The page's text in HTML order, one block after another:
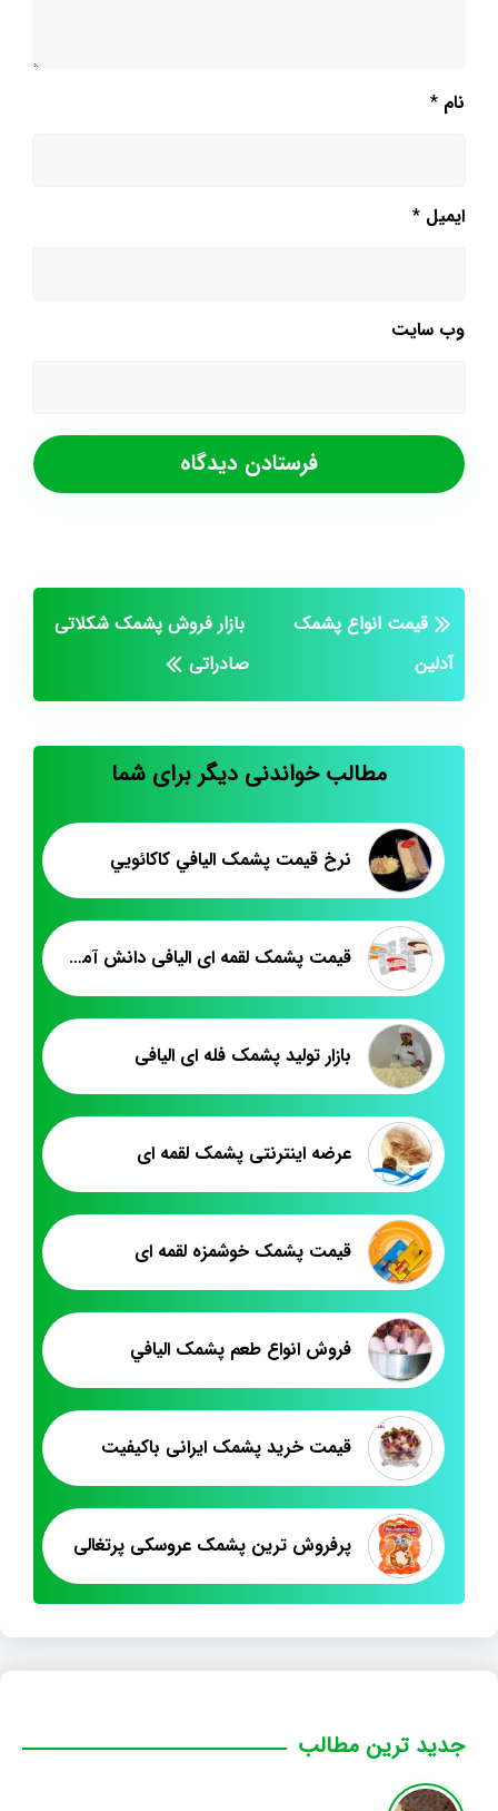
نام *
ایمیل *
وب‌ سایت
قیمت انواع پشمک
آدلین
بازار فروش پشمک شکلاتی
صادراتی
مطالب خواندنی دیگر برای شما
نرخ قيمت پشمک اليافي کاکائويي
قیمت پشمک لقمه ای الیافی دانش آموزی
بازار تولید پشمک فله ای الیافی
عرضه اینترنتی پشمک لقمه ای
قیمت پشمک خوشمزه لقمه ای
فروش انواع طعم پشمک اليافي
قیمت خرید پشمک ایرانی باکیفیت
پرفروش ترین پشمک عروسکی پرتغالی
جدید ترین مطالب